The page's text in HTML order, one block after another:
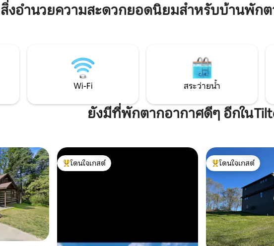
ก
ลิง - แต่เป็น
จะเป็นสถานที่พักผ่อนที่น่าจดจำและได้รับ
การต้อนรับเป็นอย่างดี •• ทางเดินกรวดอยู่
ไซส์ 1 หลัง) เหมาะส
สิ่งอำนวยความสะดวกยอดนิยมสำหรับบ้านพักต
Wi-Fi สระว่ายน้ำ
ยังมีที่พักตากอากาศดีๆ อีกใน
โดนใจเกสต์ที่สุด
โดนใจเกสต์
โดนใจเกสต์ที่สุด
โดนใจเกสต์